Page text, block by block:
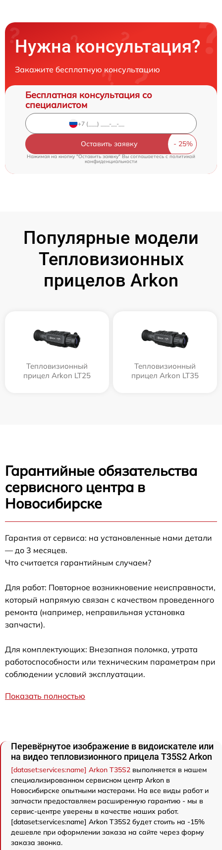
Нужна консультация?
Закажите бесплатную консультацию
Бесплатная консультация со
специалистом
Оставить заявку
Нажимая на кнопку "Оставить заявку" Вы соглашаетесь c политикой
конфиденциальности
Популярные модели
Тепловизионных
прицелов Arkon
Тепловизионный
прицел Arkon LT25
Тепловизионный
прицел Arkon LT35
Гарантийные обязательства
сервисного центра в
Новосибирске
Гарантия от сервиса: на установленные нами детали
— до 3 месяцев.
Что считается гарантийным случаем?
Для работ: Повторное возникновение неисправности,
который напрямую связан с качеством проведенного
ремонта (например, неправильная установка
запчасти).
Для комплектующих: Внезапная поломка, утрата
работоспособности или техническим параметрам при
соблюдении условий эксплуатации.
Показать полностью
Перевёрнутое изображение в видоискателе или
на видео тепловизионного прицела T35S2 Arkon
[dataset:services:name] Arkon T35S2 выполняется в нашем
специализированном сервисном центр Arkon в
Новосибирске опытными мастерами. На все виды работ и
запчасти предоставляем расширенную гарантию - мы в
сервис-центре уверены в качестве наших работ.
[dataset:services:name] Arkon T35S2 будет стоить на -15%
дешевле при оформлении заказа на сайте через форму
заказа звонка.